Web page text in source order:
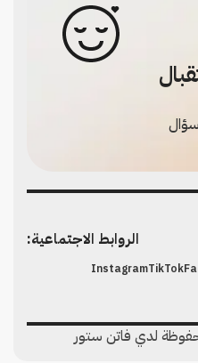
الروابط الاجتماعية:
TikTok
Instagram
لدي فاتن ستور